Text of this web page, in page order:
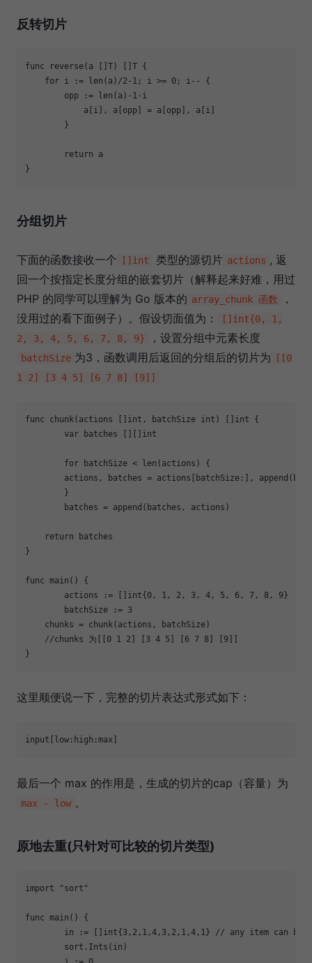
反转切片
func reverse(a []T) T {
for i := len (a)/2 -1 ; i >= 0 ; i-- {
        opp :=
len (a) -1-i
return a
分组切片
下面的函数接收一个 []int 类型的源切片 actions , 返
回一个按指定长度分组的嵌套切片（解释起来好难，用过
PHP 的同学可以理解为 Go 版本的 array_chunk 函数
，
没用过的看下面例子）。假设切面值为：
[]int{0, 1,
2, 3, 4, 5, 6, 7, 8, 9}
，设置分组中元素长度
batchSize 为3，函数调用后返回的分组后的切片为
[[0
1 2] [3 4 5] [6 7 8] [9]]
func chunk(actions [] int , batchSize int ) int {
var batches [][] int
for batchSize < len (actions) {
    	actions, batches = actions[batchSize:],
append
	batches =
append (batches, actions)
return batches
}
func main ()
{
	actions := []
int{ 0 , 1 , 2 , 3 , 4 , 5 , 6 , 7 , 8 , 9 }
	batchSize :=
3
    chunks = chunk(actions, batchSize)
//chunks 为[[0 1 2] [3 4 5] [6 7 8] [9]]
这里顺便说一下，完整的切片表达式形式如下：
最后一个 max 的作用是，生成的切片的cap（容量）为
max - low 。
原地去重(只针对可比较的切片类型)
import "sort"
func main ()
{
	in := []
int{ 3 , 2 , 1 ,4 , 3 , 2 , 1 ,4 , 1 } // any item can be